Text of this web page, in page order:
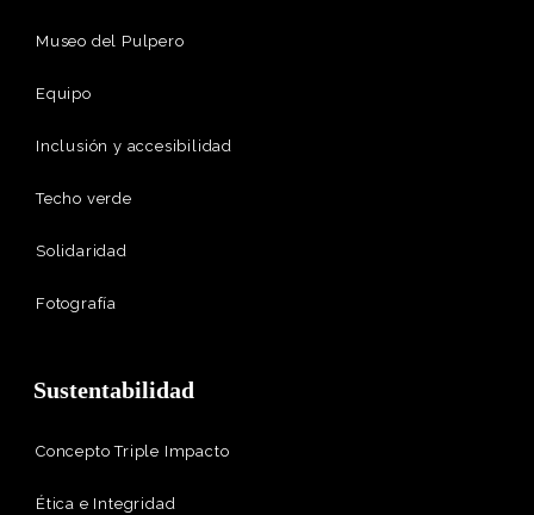
Museo del Pulpero
Equipo
Inclusión y accesibilidad
Techo verde
Solidaridad
Fotografía
Sustentabilidad
Concepto Triple Impacto
Ética e Integridad